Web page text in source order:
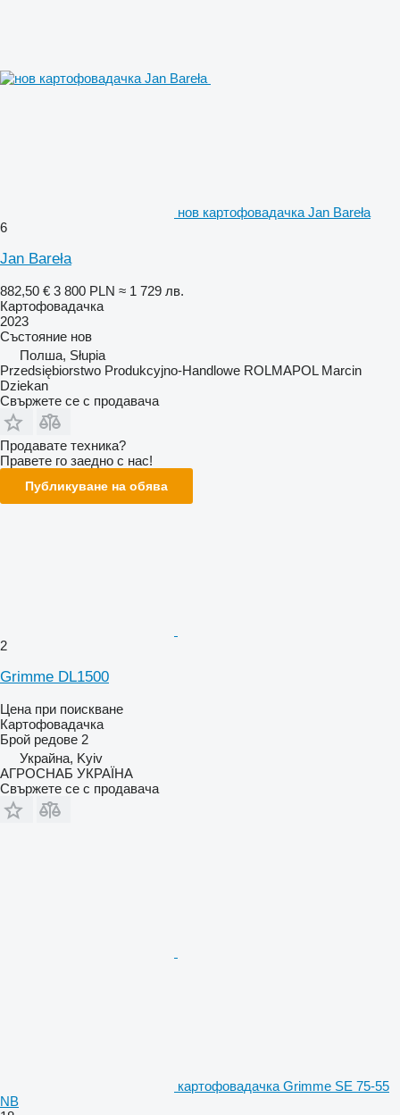
нов картофовадачка Jan Bareła
6
Jan Bareła
882,50 € 3 800 PLN ≈ 1 729 лв.
Картофовадачка
2023
Състояние нов
Полша, Słupia
Przedsiębiorstwo Produkcyjno-Handlowe ROLMAPOL Marcin
Dziekan
Свържете се с продавача
Продавате техника?
Правете го заедно с нас!
Публикуване на обява
2
Grimme DL1500
Цена при поискване
Картофовадачка
Брой редове 2
Украйна, Kyiv
АГРОСНАБ УКРАЇНА
Свържете се с продавача
картофовадачка Grimme SE 75-55
NB